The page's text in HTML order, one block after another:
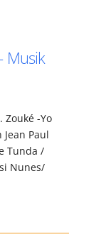
Musik
Zouké -Yo
Paul
Tunda /
Nunes/